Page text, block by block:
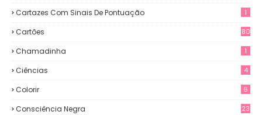
Cartazes Com Sinais De Pontuação 1
Cartões 80
Chamadinha 1
Ciências 4
Colorir 6
Consciência Negra 23